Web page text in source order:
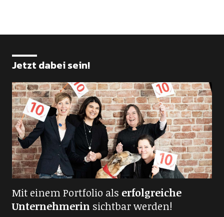
Jetzt dabei sein!
Mit einem Portfolio als erfolgreiche
Unternehmerinsichtbar werden!